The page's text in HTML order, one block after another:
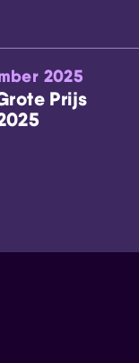
2025
Prijs